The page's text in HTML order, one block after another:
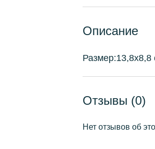
Описание
Отзывы (0)
Нет отзывов об